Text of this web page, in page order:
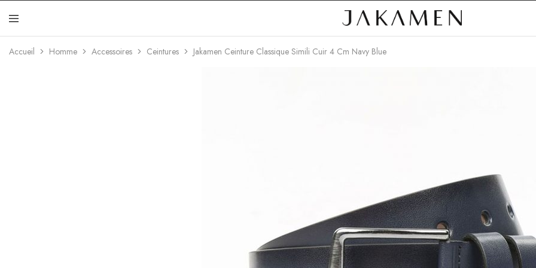
Algérie
Accueil Homme Accessoires Ceintures Jakamen Ceinture Classique Simili Cuir 4 Cm Navy Blue